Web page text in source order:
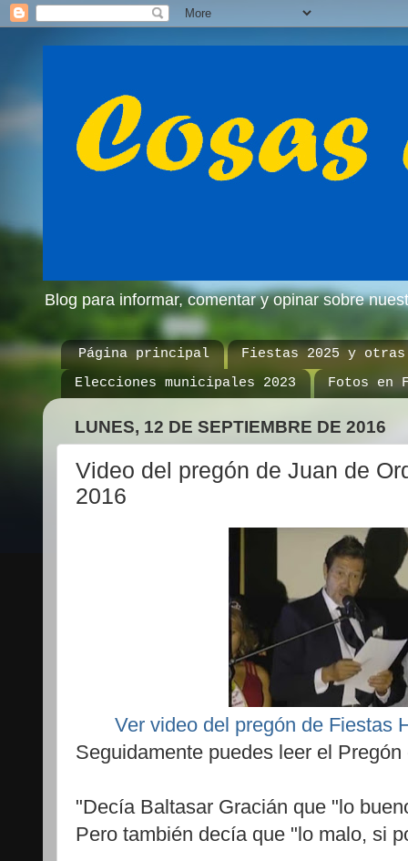
Blog para informar, comentar y opinar sobre
Página principal
Fiestas 2025 y otras
Elecciones municipales 2023
Fotos en
LUNES, 12 DE SEPTIEMBRE DE 2016
Video del pregón de Juan de
2016
Ver video del pregón de Fiestas
Seguidamente puedes leer el
"Decía Baltasar Gracián que "lo
Pero también decía que "lo malo, si